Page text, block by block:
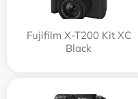
Fujifilm X-T200 Kit XC
Black